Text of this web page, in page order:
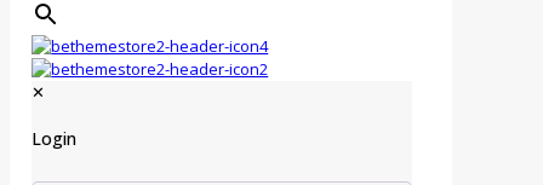
✕
Login